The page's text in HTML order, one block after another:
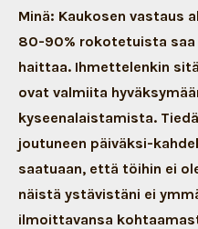
Minä: Kaukosen vastaus
80-90% rokotetuista
haittaa. Ihmettelenkin
ovat valmiita
kyseenalaistamista.
joutuneen päiväksi-
saatuaan, että töihin ei
näistä ystävistäni ei
ilmoittavansa